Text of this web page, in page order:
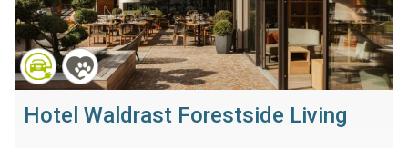
Hotel Waldrast Forestside Living